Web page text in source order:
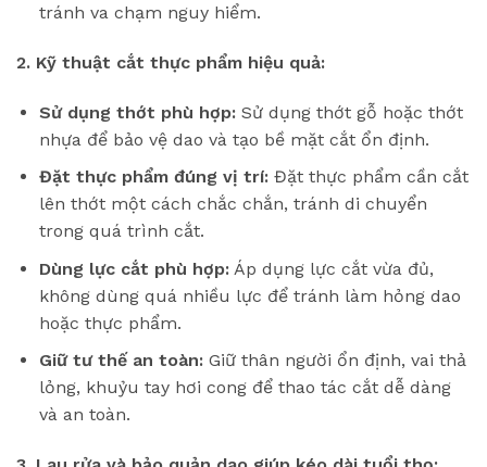
tránh va chạm nguy hiểm.
2. Kỹ thuật cắt thực phẩm hiệu quả:
Sử dụng thớt phù hợp:Sử dụng thớt gỗ hoặc thớt
nhựa để bảo vệ dao và tạo bề mặt cắt ổn định.
Đặt thực phẩm đúng vị trí:Đặt thực phẩm cần cắt
lên thớt một cách chắc chắn, tránh di chuyển
trong quá trình cắt.
Dùng lực cắt phù hợp:Áp dụng lực cắt vừa đủ,
không dùng quá nhiều lực để tránh làm hỏng dao
hoặc thực phẩm.
Giữ tư thế an toàn:Giữ thân người ổn định, vai thả
lỏng, khuỷu tay hơi cong để thao tác cắt dễ dàng
và an toàn.